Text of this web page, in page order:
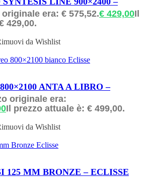
era: € 575,52.€ 429,00Il
429,00.
da Wishlist
originale era:
Il prezzo attuale è: € 499,00.
da Wishlist
125 MM BRONZE – ECLISSE